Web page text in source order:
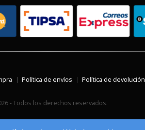
Política de envíos Política de devolución
- Todos los derechos reservados.